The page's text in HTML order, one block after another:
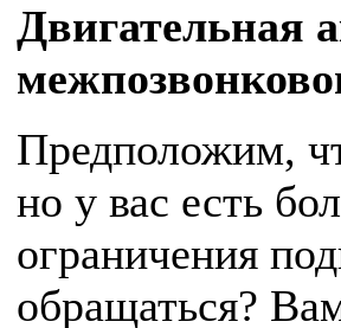
Двигательная
Предположим,
но у вас есть
ограничения
обращаться?